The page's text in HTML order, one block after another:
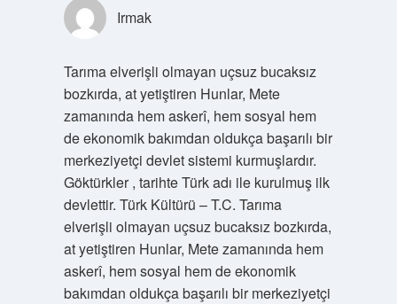
Irmak
Tarıma elverişli olmayan uçsuz bucaksız
bozkırda, at yetiştiren Hunlar, Mete
zamanında hem askerî, hem sosyal hem
de ekonomik bakımdan oldukça başarılı bir
merkeziyetçi devlet sistemi kurmuşlardır.
Göktürkler , tarihte Türk adı ile kurulmuş ilk
devlettir. Türk Kültürü – T.C. Tarıma
elverişli olmayan uçsuz bucaksız bozkırda,
at yetiştiren Hunlar, Mete zamanında hem
askerî, hem sosyal hem de ekonomik
bakımdan oldukça başarılı bir merkeziyetçi